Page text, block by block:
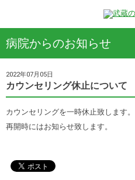
病院からのお知らせ
2022年07月05日
カウンセリング休止について
カウンセリングを一時休止致します。
再開時にはお知らせ致します。